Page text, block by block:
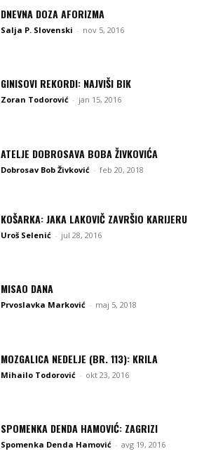
DNEVNA DOZA AFORIZMA
Salja P. Slovenski - nov 5, 2016
GINISOVI REKORDI: NAJVIŠI BIK
Zoran Todorović - jan 15, 2016
ATELJE DOBROSAVA BOBA ŽIVKOVIĆA
Dobrosav Bob Živković - feb 20, 2018
KOŠARKA: JAKA LAKOVIČ ZAVRŠIO KARIJERU
Uroš Selenić - jul 28, 2016
MISAO DANA
Prvoslavka Marković - maj 5, 2018
MOZGALICA NEDELJE (BR. 113): KRILA
Mihailo Todorović - okt 23, 2016
SPOMENKA DENDA HAMOVIĆ: ZAGRIZI
Spomenka Denda Hamović - avg 19, 2016